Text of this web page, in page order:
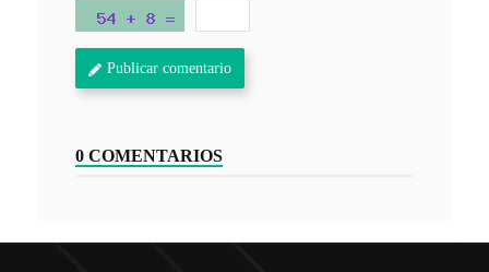
Publicar comentario
0 COMENTARIOS